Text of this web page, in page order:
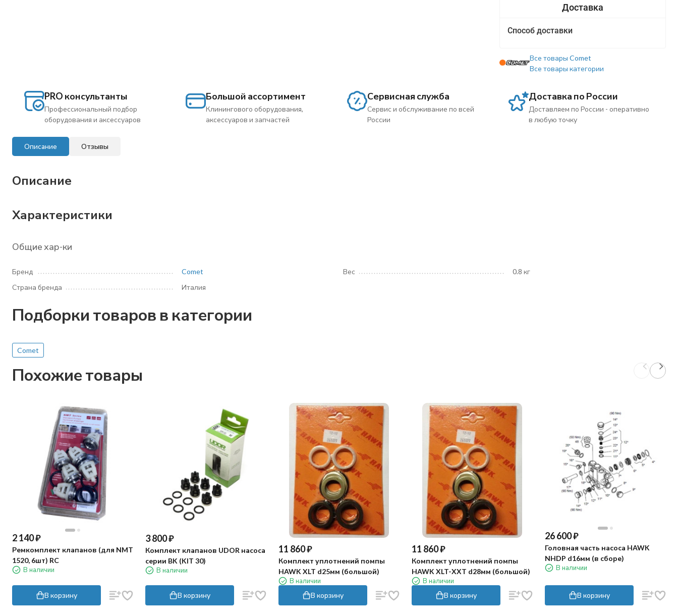
Способ доставки
Все товары Comet
Все товары категории
PRO консультанты
Профессиональный подбор
оборудования и аксессуаров
Большой ассортимент
Клинингового оборудования,
аксессуаров и запчастей
Сервисная служба
Сервис и обслуживание по всей
России
Доставка по России
Доставляем по России - оперативно
в любую точку
Описание Отзывы
Описание
Характеристики
Общие хар-ки
Бренд
Comet
Страна бренда
Италия
Вес 0.8 кг
Подборки товаров в категории
Comet
Похожие товары
2 140₽
Ремкомплект клапанов (для NMT
1520, 6шт) RC
В наличии
В корзину
3 800₽
Комплект клапанов UDOR насоса
серии BK (KIT 30)
В наличии
В корзину
11 860₽
Комплект уплотнений помпы
HAWK XLT d25мм (большой)
В наличии
В корзину
11 860₽
Комплект уплотнений помпы
HAWK XLT-XXT d28мм (большой)
В наличии
В корзину
26 600₽
Головная часть насоса HAWK
NHDP d16мм (в сборе)
В наличии
В корзину